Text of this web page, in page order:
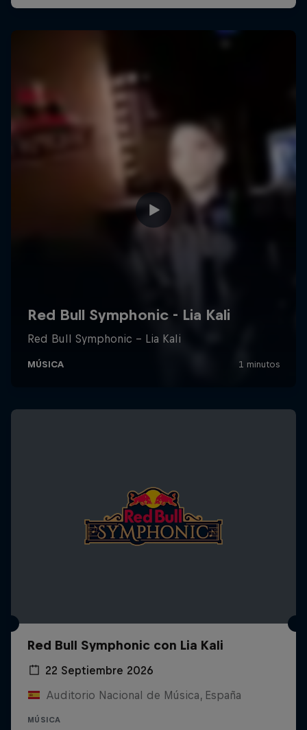
Red Bull Symphonic con Lia Kali
22 Septiembre 2026
Auditorio Nacional de Música, España
MÚSICA